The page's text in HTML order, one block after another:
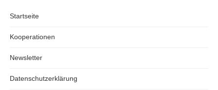
Startseite
Kooperationen
Newsletter
Datenschutzerklärung